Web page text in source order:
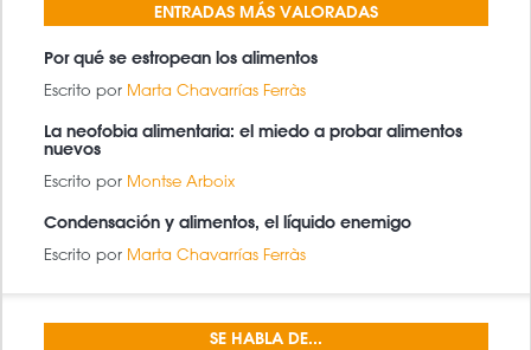
ENTRADAS MÁS VALORADAS
Por qué se estropean los alimentos
Escrito por Marta Chavarrías Ferràs
La neofobia alimentaria: el miedo a probar alimentos
nuevos
Escrito por Montse Arboix
Condensación y alimentos, el líquido enemigo
Escrito por Marta Chavarrías Ferràs
SE HABLA DE...